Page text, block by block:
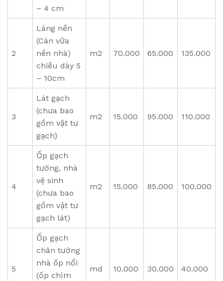
– 4 cm
2
Láng nền
(Cán vữa
nền nhà)
chiều dày 5
– 10cm
m2 70.000 65.000 135.000
3
Lát gạch
(chưa bao
gồm vật tư
gạch)
m2 15.000 95.000 110.000
4
Ốp gạch
tường, nhà
vệ sinh
(chưa bao
gồm vật tư
gạch lát)
m2 15.000 85.000 100.000
5
Ốp gạch
chân tường
nhà ốp nổi
(ốp chìm
md 10.000 30.000 40.000